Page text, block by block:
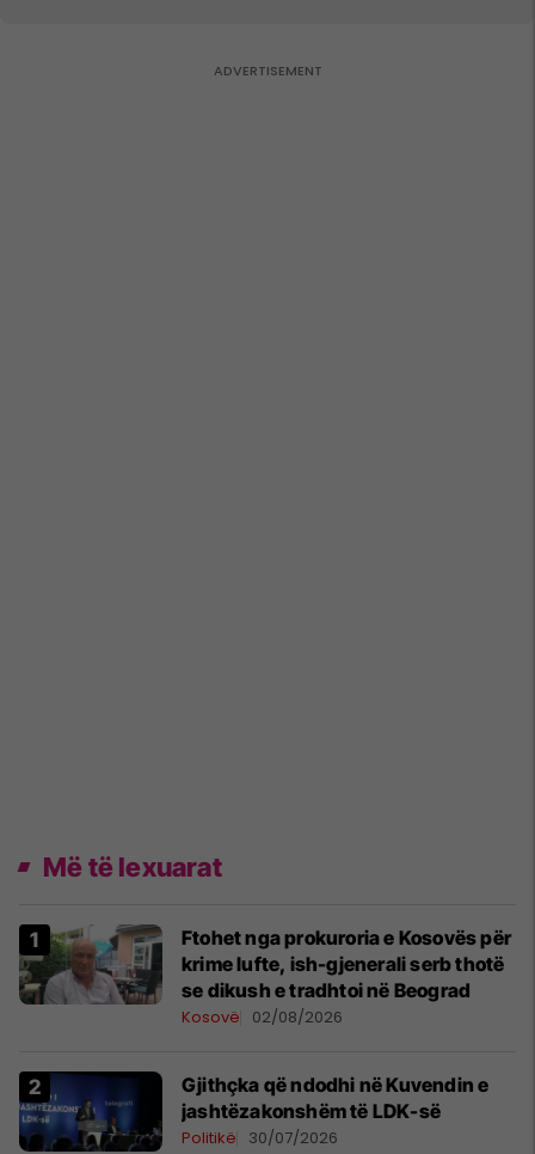
Më të lexuarat
Ftohet nga prokuroria e Kosovës për
krime lufte, ish-gjenerali serb thotë
se dikush e tradhtoi në Beograd
Kosovë 02/08/2026
Gjithçka që ndodhi në Kuvendin e
jashtëzakonshëm të LDK-së
Politikë 30/07/2026